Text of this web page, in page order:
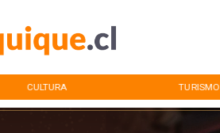
CULTURA TURISMO